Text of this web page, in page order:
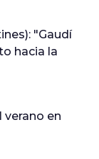
"Gaudí
hacia la
verano en